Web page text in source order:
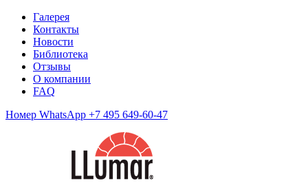
Галерея
Контакты
Новости
Библиотека
Отзывы
О компании
FAQ
Номер WhatsApp +7 495 649-60-47